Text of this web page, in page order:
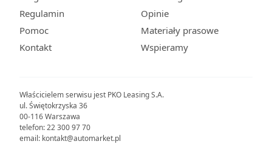
Właścicielem serwisu jest PKO Leasing S.A.
ul. Świętokrzyska 36
00-116 Warszawa
telefon: 22 300 97 70
email: kontakt@automarket.pl
Regulamin
Pomoc
Kontakt
Opinie
Materiały prasowe
Wspieramy